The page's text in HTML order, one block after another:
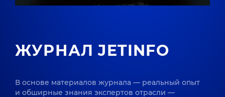
ЖУРНАЛ JETINFO
В основе материалов журнала — реальный опыт
и обширные знания экспертов отрасли —